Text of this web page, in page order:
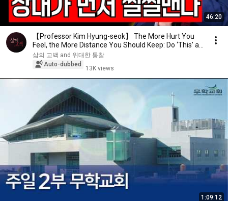
46:20
【Professor Kim Hyung-seok】 The More Hurt You
Feel, the More Distance You Should Keep: Do ‘This’ a...
삶의 고백 and 위대한 통찰
Auto-dubbed
13K views
1:09:12